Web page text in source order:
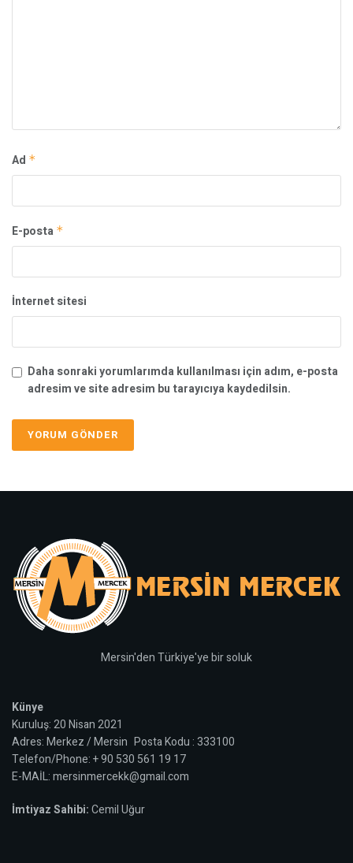
Ad *
E-posta *
İnternet sitesi
Daha sonraki yorumlarımda kullanılması için adım, e-posta
adresim ve site adresim bu tarayıcıya kaydedilsin.
Mersin'den Türkiye'ye bir soluk
Künye
Kuruluş: 20 Nisan 2021
Adres: Merkez / Mersin Posta Kodu : 333100
Telefon/Phone: + 90 530 561 19 17
E-MAİL: mersinmercekk@gmail.com
İmtiyaz Sahibi:Cemil Uğur